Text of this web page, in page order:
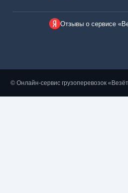
Отзывы о сервисе
© Онлайн-сервис грузоперевозок